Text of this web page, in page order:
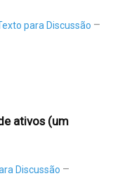
para Discussão
ativos (um
Discussão